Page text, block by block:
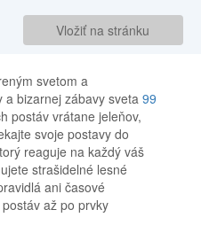
Vložiť na stránku
svetom a
a bizarnej zábavy sveta99
postáv vrátane jeleňov,
svoje postavy do
reaguje na každý váš
strašidelné lesné
ani časové
až po prvky